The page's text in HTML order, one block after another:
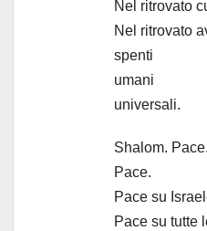
Nel ritrovato
Nel ritrovato
spenti
umani
universali.
Shalom. Pace.
Pace.
Pace su
Pace su tutte